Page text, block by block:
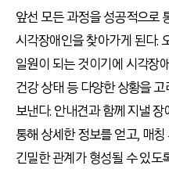
앞선 모든 과정을 성공적으로
시각장애인을 찾아가게 된다.
일원이 되는 것이기에 시각장
건강 상태 등 다양한 상황을
보낸다. 안내견과 함께 지낼
통해 상세한 정보를 얻고, 매
긴밀한 관계가 형성될 수 있도